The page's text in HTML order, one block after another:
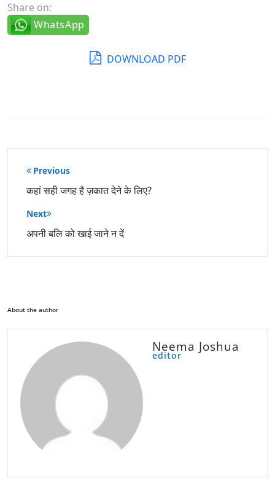
Share on:
WhatsApp
DOWNLOAD PDF
पोस्ट
नेविगेशन
Previous
कहां सही जगह है ज़कात देने के लिए?
Next
अपनी बलि को खाई जाने न दें
About the author
Neema Joshua
editor